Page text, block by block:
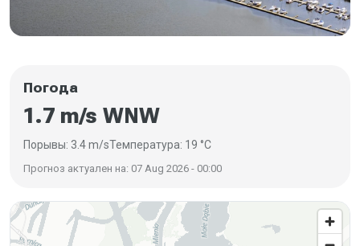
Погода
1.7 m/s WNW
Порывы: 3.4 m/sТемпература: 19 °C
Прогноз актуален на: 07 Aug 2026 - 00:00